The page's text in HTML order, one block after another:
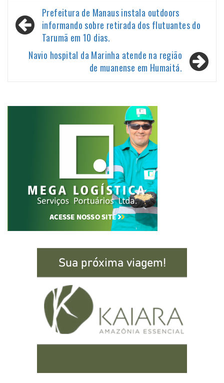
Navegação
de
Prefeitura de Manaus instala outdoors
informando sobre retirada dos flutuantes do
Tarumã em 10 dias.
Navio hospital da Marinha atende na região
de muanense em Humaitá.